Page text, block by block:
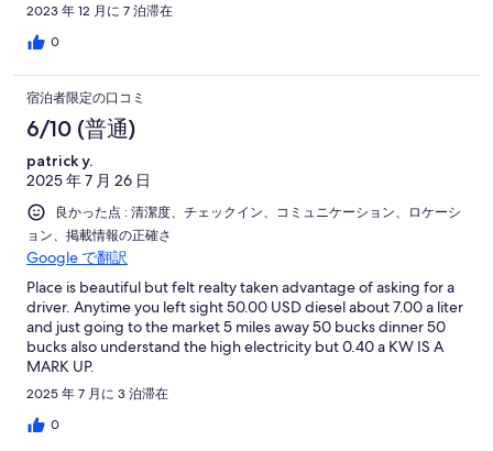
2023 年 12 月に 7 泊滞在
0
宿泊者限定の口コミ
6/10 (普通)
patrick y.
2025 年 7 月 26 日
良かった点 : 清潔度、チェックイン、コミュニケーション、ロケーシ
ョン、掲載情報の正確さ
Google で翻訳
Place is beautiful but felt realty taken advantage of asking for a
driver. Anytime you left sight 50.00 USD diesel about 7.00 a liter
and just going to the market 5 miles away 50 bucks dinner 50
bucks also understand the high electricity but 0.40 a KW IS A
MARK UP.
2025 年 7 月に 3 泊滞在
0